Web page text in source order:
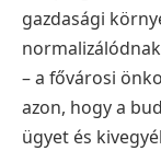
gazdasági
– a fővárosi
azon, hogy a
ügyet és